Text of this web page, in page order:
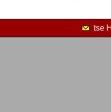
tse